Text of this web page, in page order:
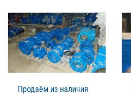
Продаём из наличия